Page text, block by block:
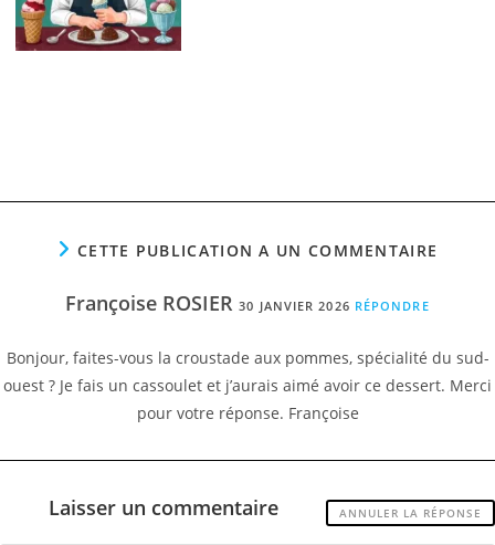
CETTE PUBLICATION A UN COMMENTAIRE
Françoise ROSIER30 JANVIER 2026 RÉPONDRE
Bonjour, faites-vous la croustade aux pommes, spécialité du sud-
ouest ? Je fais un cassoulet et j’aurais aimé avoir ce dessert. Merci
pour votre réponse. Françoise
Laisser un commentaire ANNULER LA RÉPONSE